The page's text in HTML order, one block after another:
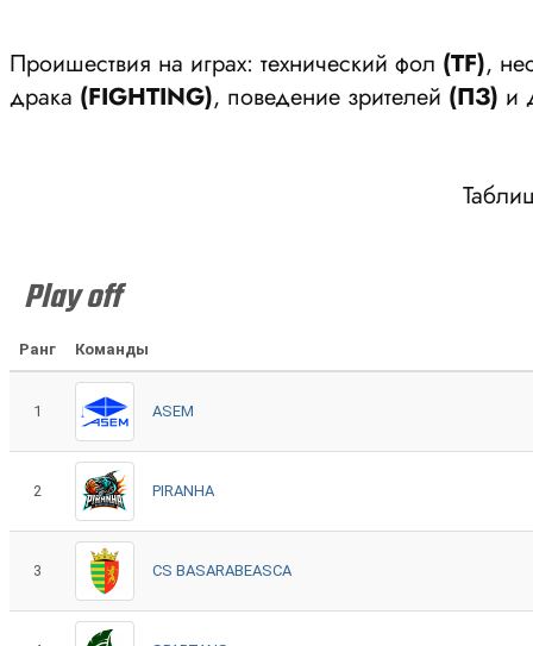
Проишествия на играх: технический фол (ТF),
драка (FIGHTING), поведение зрителей (ПЗ) и
Play off
Ранг Команды
1 ASEM
2 PIRANHA
3 CS BASARABEASCA